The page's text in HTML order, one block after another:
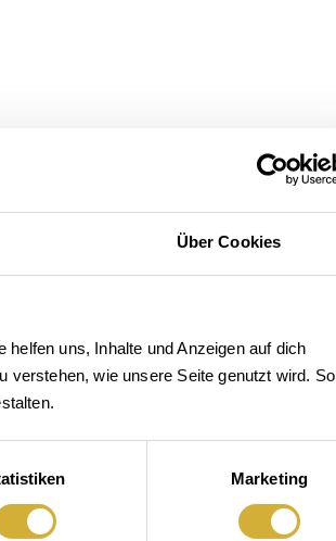
Über Cookies
uns, Inhalte und Anzeigen auf dich
verstehen, wie unsere Seite genutzt wird. So
Marketing